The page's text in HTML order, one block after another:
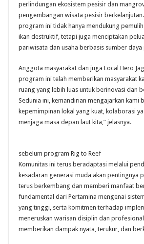
perlindungan ekosistem pesisir dan
pengembangan wisata pesisir
program ini tidak hanya mendukung
ikan destruktif, tetapi juga menciptakan
pariwisata dan usaha berbasis sumber
Anggota masyarakat dan juga Local Hero
program ini telah memberikan masyarakat
ruang yang lebih luas untuk berinovasi dan
Sedunia ini, kemandirian mengajarkan kami
kepemimpinan lokal yang kuat, kolaborasi
menjaga masa depan laut kita,” jelasnya.
sebelum program Rig to Reef
Komunitas ini terus beradaptasi melalui
kesadaran generasi muda akan
terus berkembang dan memberi manfaat
fundamental dari Pertamina mengenai
yang tinggi, serta komitmen terhadap
meneruskan warisan disiplin dan
memberikan dampak nyata, terukur, dan